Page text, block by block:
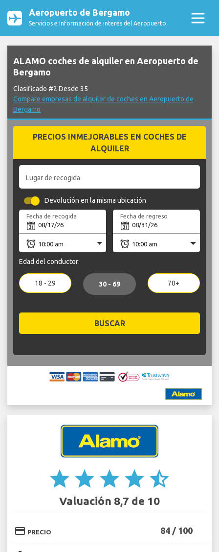
Aeropuerto de Bergamo
Servicios e Información de interés del Aeropuerto
ALAMO coches de alquiler en Aeropuerto de
Bergamo
Clasificado #2 Desde 35
Compare empresas de alquiler de coches en Aeropuerto de
Bergamo
PRECIOS INMEJORABLES EN COCHES DE
ALQUILER
Lugar de recogida
Devolución en la misma ubicación
Fecha de recogida Fecha de regreso
Edad del conductor:
18 - 29 30 - 69 70+
BUSCAR
star star star star star_half
Valuación 8,7 de 10
credit_card PRECIO 84 / 100